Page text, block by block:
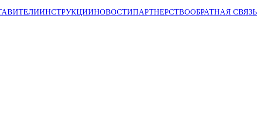
ИНСТРУКЦИИНОВОСТИПАРТНЕРСТВООБРАТНАЯ СВЯЗЬ